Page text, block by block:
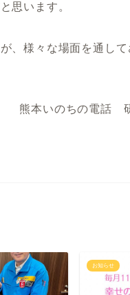
思います。
、様々な場面を通し
熊本いのちの電話
お知らせ